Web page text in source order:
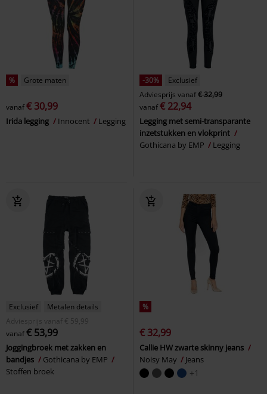
% Grote maten
vanaf€ 30,99
Irida legging Innocent Legging
-30%
Exclusief
Adviesprijs vanaf€ 32,99
vanaf€ 22,94
Legging met semi-transparante
inzetstukken en vlokprint
Gothicana by EMP
Legging
Exclusief
Metalen details
Adviesprijs
vanaf € 59,99
vanaf€ 53,99
Joggingbroek met zakken en
bandjes
Gothicana by EMP
Stoffen broek
%
€ 32,99
Callie HW zwarte skinny jeans
Noisy May
Jeans
+1